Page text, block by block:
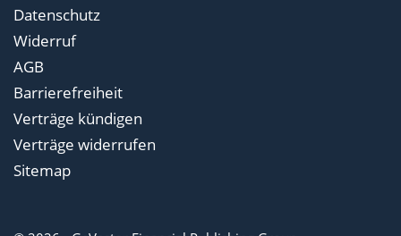
Datenschutz
Widerruf
AGB
Barrierefreiheit
Verträge kündigen
Verträge widerrufen
Sitemap